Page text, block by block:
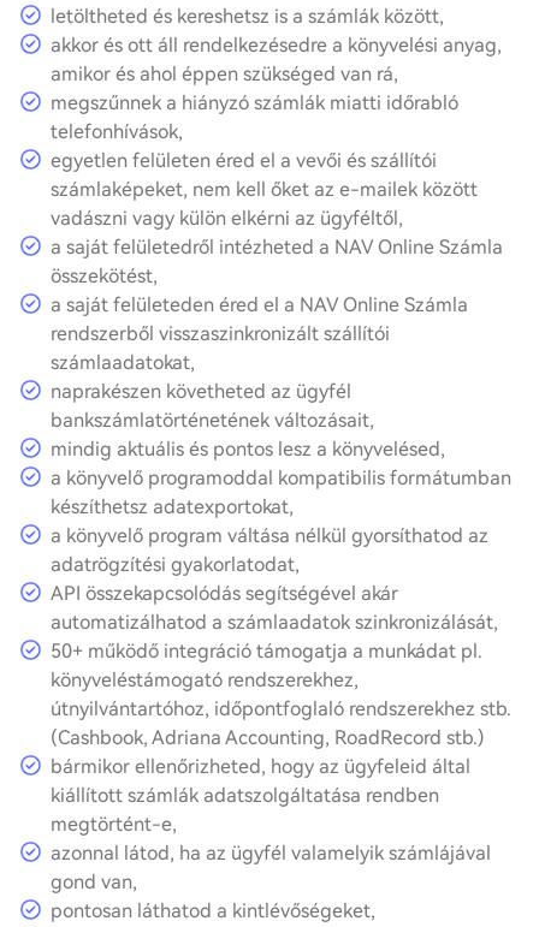
letöltheted és kereshetsz is a számlák között,
akkor és ott áll rendelkezésedre a könyvelési anyag,
amikor és ahol éppen szükséged van rá,
megszűnnek a hiányzó számlák miatti időrabló
telefonhívások,
egyetlen felületen éred el a vevői és szállítói
számlaképeket, nem kell őket az e-mailek között
vadászni vagy külön elkérni az ügyféltől,
a saját felületedről intézheted a NAV Online Számla
összekötést,
a saját felületeden éred el a NAV Online Számla
rendszerből visszaszinkronizált szállítói
számlaadatokat,
naprakészen követheted az ügyfél
bankszámlatörténetének változásait,
mindig aktuális és pontos lesz a könyvelésed,
a könyvelő programoddal kompatibilis formátumban
készíthetsz adatexportokat,
a könyvelő program váltása nélkül gyorsíthatod az
adatrögzítési gyakorlatodat,
API összekapcsolódás segítségével akár
automatizálhatod a számlaadatok szinkronizálását,
50+ működő integráció támogatja a munkádat pl.
könyveléstámogató rendszerekhez,
útnyilvántartóhoz, időpontfoglaló rendszerekhez stb.
(Cashbook, Adriana Accounting, RoadRecord stb.)
bármikor ellenőrizheted, hogy az ügyfeleid által
kiállított számlák adatszolgáltatása rendben
megtörtént-e,
azonnal látod, ha az ügyfél valamelyik számlájával
gond van,
pontosan láthatod a kintlévőségeket,